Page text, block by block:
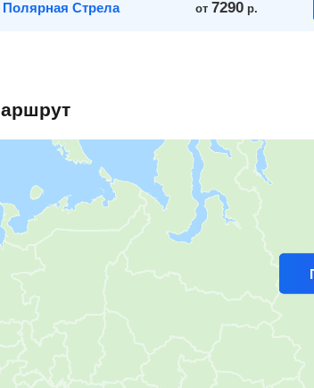
Полярная Стрела от7290 р.
Маршрут